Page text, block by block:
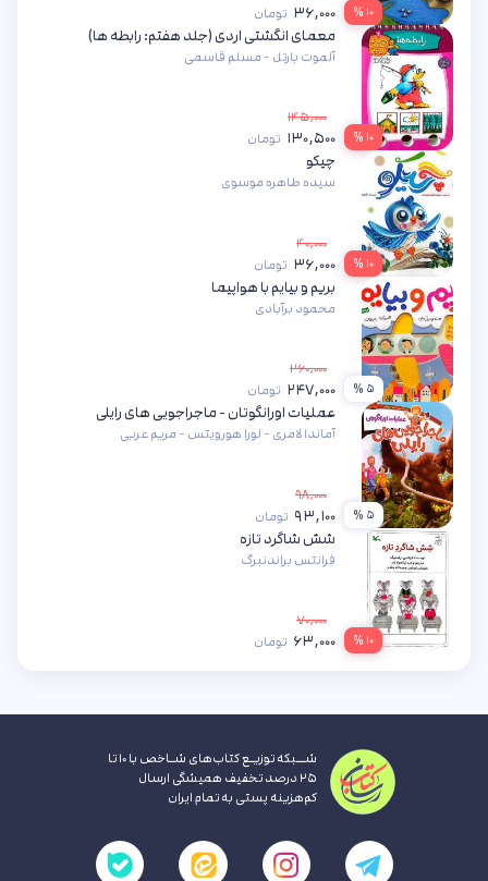
۱۰ % ۳۶,۰۰۰ تومان
۱۰ %
معمای انگشتی اردی (جلد هفتم: رابطه ها)
آلموت بارتل - مسلم قاسمی
۱۴۵,۰۰۰
۱۳۰,۵۰۰ تومان
۱۰ %
چیکو
سیده طاهره موسوی
۴۰,۰۰۰
۳۶,۰۰۰ تومان
۵ %
بریم و بیایم با هواپیما
محمود برآبادی
۲۶۰,۰۰۰
۲۴۷,۰۰۰ تومان
۵ %
عملیات اورانگوتان - ماجراجویی های رایلی
آماندا لامری - لورا هورویتس - مریم عربی
۹۸,۰۰۰
۹۳,۱۰۰ تومان
۱۰ %
شش شاگرد تازه
فرانتس براندنبرگ
۷۰,۰۰۰
۶۳,۰۰۰ تومان
شــبکه توزیـع کتاب‌های شـاخص با ۱۰ تا
۲۵ درصد تخفیف همیشگی ارسال
کم‌هزینه پستی به تمام ایران